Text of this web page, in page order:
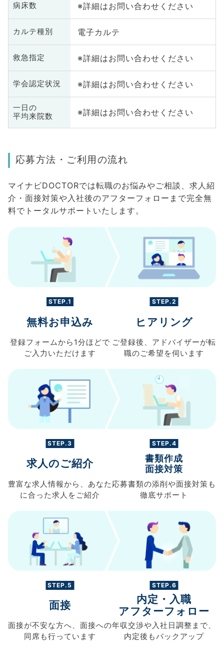
病床数 ※詳細はお問い合わせください
カルテ種別 電子カルテ
救急指定 ※詳細はお問い合わせください
学会認定状況 ※詳細はお問い合わせください
一日の
平均来院数
※詳細はお問い合わせください
応募方法・ご利用の流れ
マイナビDOCTORでは転職のお悩みやご相談、求人紹
介・面接対策や入社後のアフターフォローまで完全無
料でトータルサポートいたします。
STEP.1
無料お申込み
登録フォームから 1分ほどで
ご入力 いただけます
STEP.2
ヒアリング
ご登録後、 アドバイザーが転
職のご希望を伺います
STEP.3
求人のご紹介
豊富な求人情報から、 あなた
に合った求人を ご紹介
STEP.4
書類作成
面接対策
応募書類の添削や面接対策も
徹底サポート
STEP.5
面接
面接が不安な方へ、 面接への
同席も行っています
STEP.6
内定・入職
アフターフォロー
年収交渉や入社日調整まで、
内定後もバックアップ